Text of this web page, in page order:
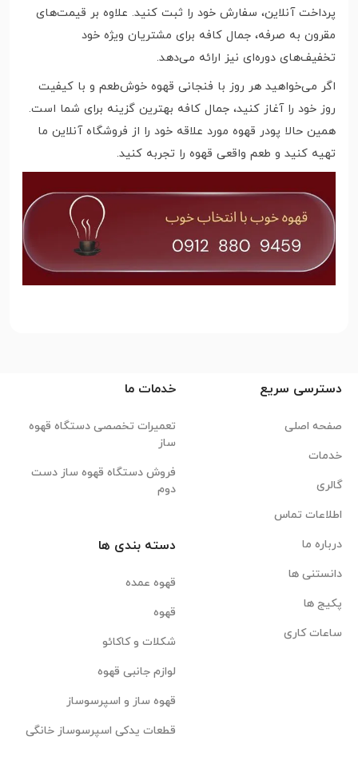
پرداخت آنلاین، سفارش خود را ثبت کنید. علاوه بر قیمت‌های
مقرون به صرفه، جمال کافه برای مشتریان ویژه خود
تخفیف‌های دوره‌ای نیز ارائه می‌دهد.
اگر می‌خواهید هر روز با فنجانی قهوه خوش‌طعم و با کیفیت
روز خود را آغاز کنید، جمال کافه بهترین گزینه برای شما است.
همین حالا پودر قهوه مورد علاقه خود را از فروشگاه آنلاین ما
تهیه کنید و طعم واقعی قهوه را تجربه کنید.
دسترسی سریع
صفحه اصلی
خدمات
گالری
اطلاعات تماس
درباره ما
دانستنی ها
پکیج ها
ساعات کاری
خدمات ما
تعمیرات تخصصی دستگاه قهوه
ساز
فروش دستگاه قهوه ساز دست
دوم
دسته بندی ها
قهوه عمده
قهوه
شکلات و کاکائو
لوازم جانبی قهوه
قهوه ساز و اسپرسوساز
قطعات یدکی اسپرسوساز خانگی